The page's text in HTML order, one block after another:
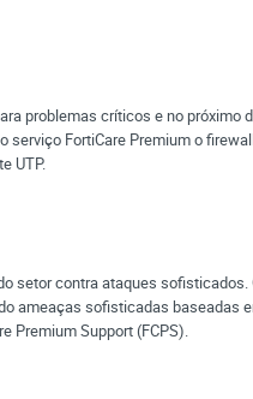
problemas críticos e no próximo
serviço FortiCare Premium o
UTP.
setor contra ataques sofisticados.
ameaças sofisticadas baseadas
Premium Support (FCPS).